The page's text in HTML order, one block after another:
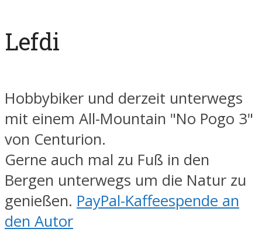
Lefdi
Hobbybiker und derzeit unterwegs
mit einem All-Mountain "No Pogo 3"
von Centurion.
Gerne auch mal zu Fuß in den
Bergen unterwegs um die Natur zu
genießen. PayPal-Kaffeespende an
den Autor